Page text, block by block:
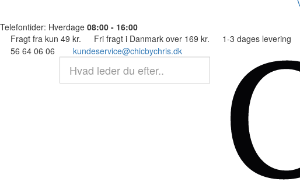
Telefontider: Hverdage 08:00 - 16:00
Fragt fra kun 49 kr.
Fri fragt i Danmark over 169 kr.
1-3 dages levering
56 64 06 06
kundeservice@chicbychris.dk